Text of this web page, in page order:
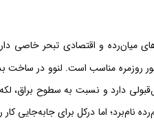
و اقتصادی تبحر خاصی
مناسب است. لنوو در ساخت
اما درکل برای جابه‌جایی